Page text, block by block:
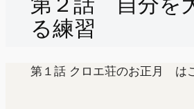
る練習
第１話 クロエ荘のお正月 は